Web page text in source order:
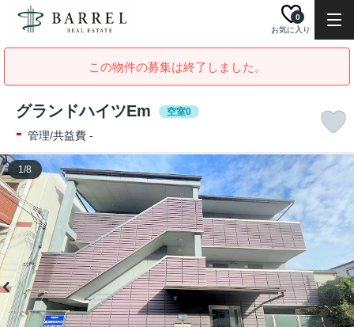
お気に入り
0
この物件の募集は終了しました。
グランドハイツEm 空室0
- 管理/共益費 -
1/8